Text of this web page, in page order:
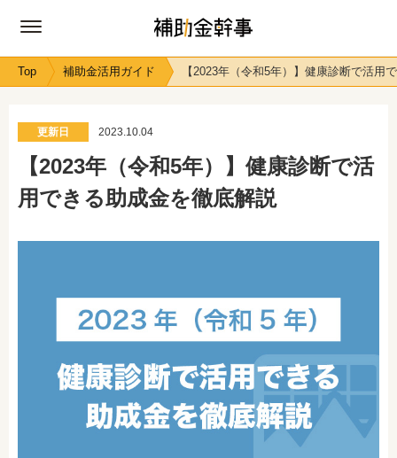
Top 補助金活用ガイド 【2023年（令和5年）】健康診断で活用
更新日 2023.10.04
【2023年（令和5年）】健康診断で活
用できる助成金を徹底解説